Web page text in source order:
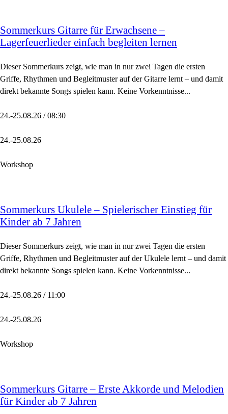
Sommerkurs Gitarre für Erwachsene –
Lagerfeuerlieder einfach begleiten lernen
Dieser Sommerkurs zeigt, wie man in nur zwei Tagen die ersten
Griffe, Rhythmen und Begleitmuster auf der Gitarre lernt – und damit
direkt bekannte Songs spielen kann. Keine Vorkenntnisse...
24.-25.08.26 / 08:30
24.-25.08.26
Workshop
Sommerkurs Ukulele – Spielerischer Einstieg für
Kinder ab 7 Jahren
Dieser Sommerkurs zeigt, wie man in nur zwei Tagen die ersten
Griffe, Rhythmen und Begleitmuster auf der Ukulele lernt – und damit
direkt bekannte Songs spielen kann. Keine Vorkenntnisse...
24.-25.08.26 / 11:00
24.-25.08.26
Workshop
Sommerkurs Gitarre – Erste Akkorde und Melodien
für Kinder ab 7 Jahren